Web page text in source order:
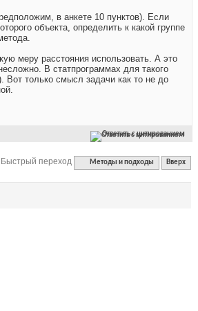
в анкете 10 пунктов). Если
объекта, определить к какой группе
меру расстояния использовать. А это
В статпрограммах для такого
Вот только смысл задачи как то не до
Ответить с цитированием
Быстрый переход Методы и подходы Вверх